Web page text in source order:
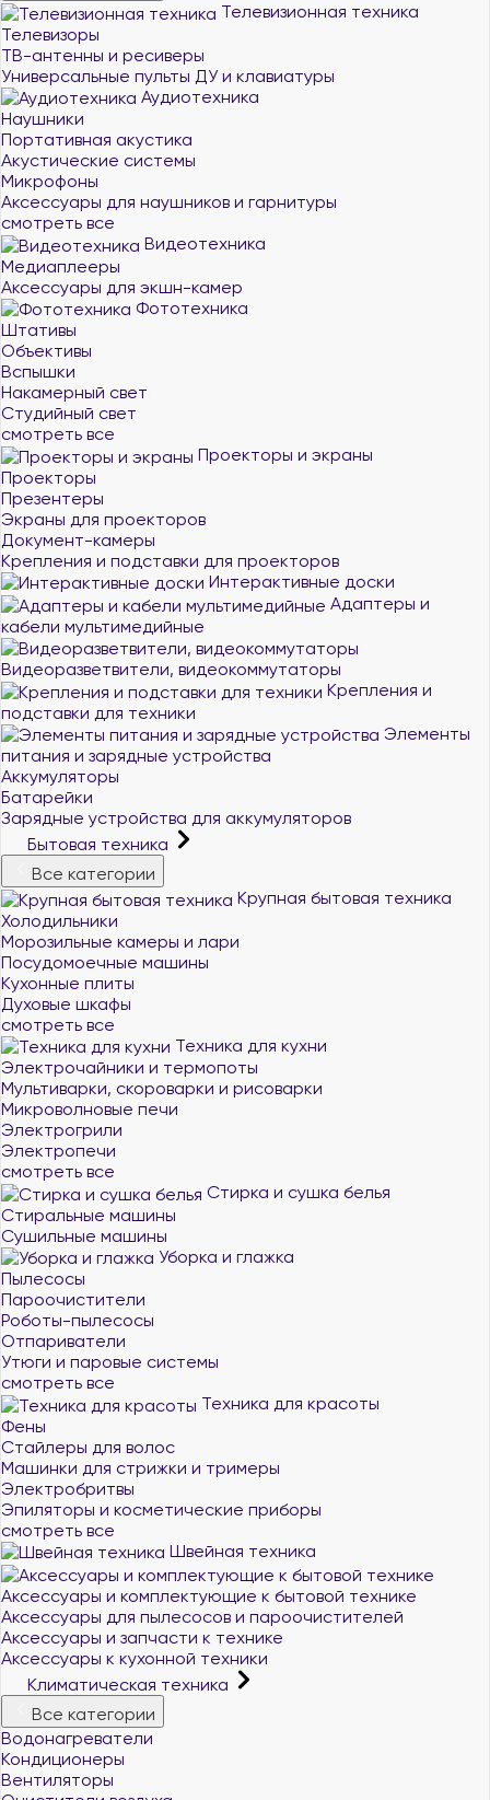
Телевизионная техника
Телевизоры
ТВ-антенны и ресиверы
Универсальные пульты ДУ и клавиатуры
Аудиотехника
Наушники
Портативная акустика
Акустические системы
Микрофоны
Аксессуары для наушников и гарнитуры
смотреть все
Видеотехника
Медиаплееры
Аксессуары для экшн-камер
Фототехника
Штативы
Объективы
Вспышки
Накамерный свет
Студийный свет
смотреть все
Проекторы и экраны
Проекторы
Презентеры
Экраны для проекторов
Документ-камеры
Крепления и подставки для проекторов
Интерактивные доски
Адаптеры и
кабели мультимедийные
Видеоразветвители, видеокоммутаторы
Крепления и
подставки для техники
Элементы
питания и зарядные устройства
Аккумуляторы
Батарейки
Зарядные устройства для аккумуляторов
Бытовая техника
Все категории
Крупная бытовая техника
Холодильники
Морозильные камеры и лари
Посудомоечные машины
Кухонные плиты
Духовые шкафы
смотреть все
Техника для кухни
Электрочайники и термопоты
Мультиварки, скороварки и рисоварки
Микроволновые печи
Электрогрили
Электропечи
смотреть все
Стирка и сушка белья
Стиральные машины
Сушильные машины
Уборка и глажка
Пылесосы
Пароочистители
Роботы-пылесосы
Отпариватели
Утюги и паровые системы
смотреть все
Техника для красоты
Фены
Стайлеры для волос
Машинки для стрижки и тримеры
Электробритвы
Эпиляторы и косметические приборы
смотреть все
Швейная техника
Аксессуары и комплектующие к бытовой технике
Аксессуары для пылесосов и пароочистителей
Аксессуары и запчасти к технике
Аксессуары к кухонной техники
Климатическая техника
Все категории
Водонагреватели
Кондиционеры
Вентиляторы